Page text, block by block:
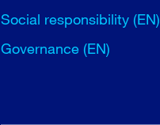
Social responsibility (EN)
Governance (EN)